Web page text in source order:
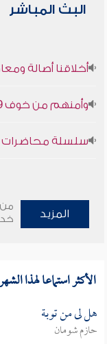
البث المباشر
أخلاقنا أصالة
وأمنهم من خوف 9
سلسلة محاضرات
المزيد
من
الأكثر استماعا لهذا
هل لى من توبة
حازم شومان